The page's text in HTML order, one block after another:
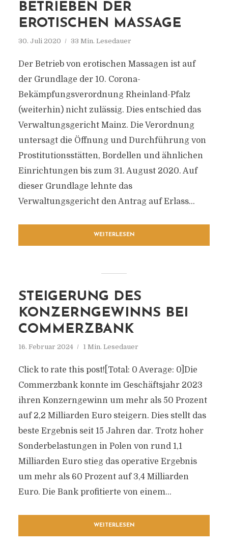
BETRIEBEN DER
EROTISCHEN MASSAGE
30. Juli 2020 33 Min. Lesedauer
Der Betrieb von erotischen Massagen ist auf
der Grundlage der 10. Corona-
Bekämpfungsverordnung Rheinland-Pfalz
(weiterhin) nicht zulässig. Dies entschied das
Verwaltungsgericht Mainz. Die Verordnung
untersagt die Öffnung und Durchführung von
Prostitutionsstätten, Bordellen und ähnlichen
Einrichtungen bis zum 31. August 2020. Auf
dieser Grundlage lehnte das
Verwaltungsgericht den Antrag auf Erlass...
WEITERLESEN
STEIGERUNG DES
KONZERNGEWINNS BEI
COMMERZBANK
16. Februar 2024 1 Min. Lesedauer
Click to rate this post![Total: 0 Average: 0]Die
Commerzbank konnte im Geschäftsjahr 2023
ihren Konzerngewinn um mehr als 50 Prozent
auf 2,2 Milliarden Euro steigern. Dies stellt das
beste Ergebnis seit 15 Jahren dar. Trotz hoher
Sonderbelastungen in Polen von rund 1,1
Milliarden Euro stieg das operative Ergebnis
um mehr als 60 Prozent auf 3,4 Milliarden
Euro. Die Bank profitierte von einem...
WEITERLESEN